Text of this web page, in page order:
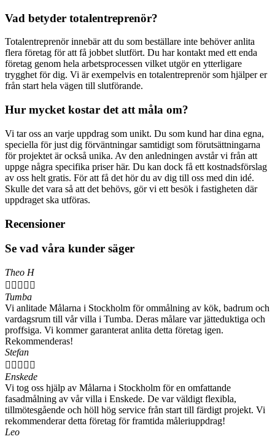
Vad betyder totalentreprenör?
Totalentreprenör innebär att du som beställare inte behöver anlita
flera företag för att få jobbet slutfört. Du har kontakt med ett enda
företag genom hela arbetsprocessen vilket utgör en ytterligare
trygghet för dig. Vi är exempelvis en totalentreprenör som hjälper er
från start hela vägen till slutförande.
Hur mycket kostar det att måla om?
Vi tar oss an varje uppdrag som unikt. Du som kund har dina egna,
speciella för just dig förväntningar samtidigt som förutsättningarna
för projektet är också unika. Av den anledningen avstår vi från att
uppge några specifika priser här. Du kan dock få ett kostnadsförslag
av oss helt gratis. För att få det hör du av dig till oss med din idé.
Skulle det vara så att det behövs, gör vi ett besök i fastigheten där
uppdraget ska utföras.
Recensioner
Se vad våra kunder säger
Theo H
    
Tumba
Vi anlitade Målarna i Stockholm för ommålning av kök, badrum och
vardagsrum till vår villa i Tumba. Deras målare var jätteduktiga och
proffsiga. Vi kommer garanterat anlita detta företag igen.
Rekommenderas!
Stefan
    
Enskede
Vi tog oss hjälp av Målarna i Stockholm för en omfattande
fasadmålning av vår villa i Enskede. De var väldigt flexibla,
tillmötesgående och höll hög service från start till färdigt projekt. Vi
rekommenderar detta företag för framtida måleriuppdrag!
Leo